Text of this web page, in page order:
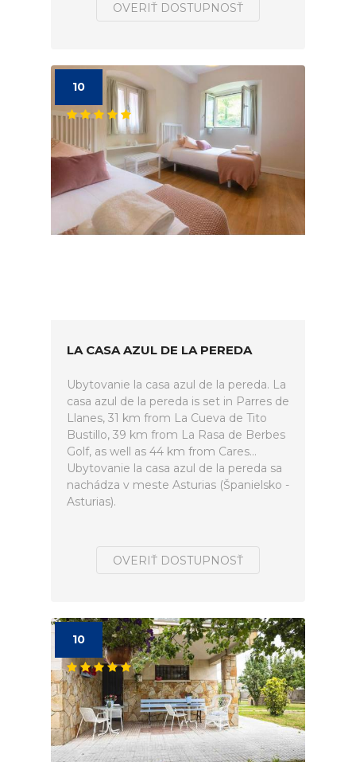
OVERIŤ DOSTUPNOSŤ
10
LA CASA AZUL DE LA PEREDA
Ubytovanie la casa azul de la pereda. La
casa azul de la pereda is set in Parres de
Llanes, 31 km from La Cueva de Tito
Bustillo, 39 km from La Rasa de Berbes
Golf, as well as 44 km from Cares...
Ubytovanie la casa azul de la pereda sa
nachádza v meste Asturias (Španielsko -
Asturias).
OVERIŤ DOSTUPNOSŤ
10